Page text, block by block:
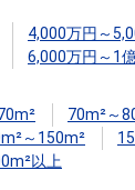
購入ガイ
ド
4,000万円～
6,000万円～1
70m²～
～150m²
以上